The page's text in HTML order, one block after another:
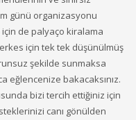
günü organizasyonu
de palyaço kiralama
için tek tek düşünülmüş
şekilde sunmaksa
eğlencenize bakacaksınız.
bizi tercih ettiğiniz için
canı gönülden